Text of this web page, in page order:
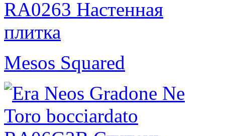
Mesos Squared